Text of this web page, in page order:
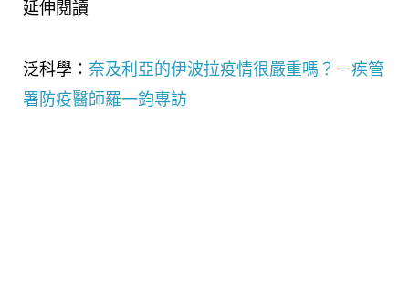
延伸閱讀
泛科學： 奈及利亞的伊波拉疫情很嚴重嗎？－疾管
署防疫醫師羅一鈞專訪